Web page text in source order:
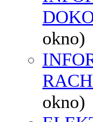
okno)
okno)